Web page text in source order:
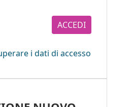
ACCEDI
i dati di accesso